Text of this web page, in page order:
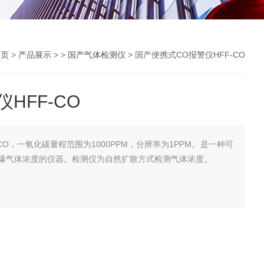
> 产品展示 > > 国产气体检测仪 > 国产便携式CO报警仪HFF-CO
HFF-CO
，一氧化碳量程范围为1000PPM，分辨率为1PPM。是一种可
体浓度的仪器。检测仪为自然扩散方式检测气体浓度。